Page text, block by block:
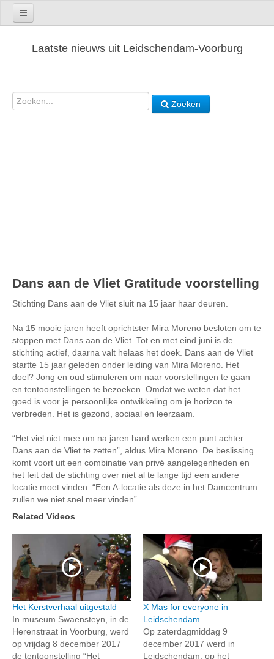
Laatste nieuws uit Leidschendam-Voorburg
Zoeken
Dans aan de Vliet Gratitude voorstelling
Stichting Dans aan de Vliet sluit na 15 jaar haar deuren.
Na 15 mooie jaren heeft oprichtster Mira Moreno besloten om te
stoppen met Dans aan de Vliet. Tot en met eind juni is de
stichting actief, daarna valt helaas het doek. Dans aan de Vliet
startte 15 jaar geleden onder leiding van Mira Moreno. Het
doel? Jong en oud stimuleren om naar voorstellingen te gaan
en tentoonstellingen te bezoeken. Omdat we weten dat het
goed is voor je persoonlijke ontwikkeling om je horizon te
verbreden. Het is gezond, sociaal en leerzaam.
“Het viel niet mee om na jaren hard werken een punt achter
Dans aan de Vliet te zetten”, aldus Mira Moreno. De beslissing
komt voort uit een combinatie van privé aangelegenheden en
het feit dat de stichting over niet al te lange tijd een andere
locatie moet vinden. “Een A-locatie als deze in het Damcentrum
zullen we niet snel meer vinden”.
Related Videos
Het Kerstverhaal uitgestald
In museum Swaensteyn, in de
Herenstraat in Voorburg, werd
op vrijdag 8 december 2017
de tentoonstelling “Het
X Mas for everyone in
Leidschendam
Op zaterdagmiddag 9
december 2017 werd in
Leidschendam, op het